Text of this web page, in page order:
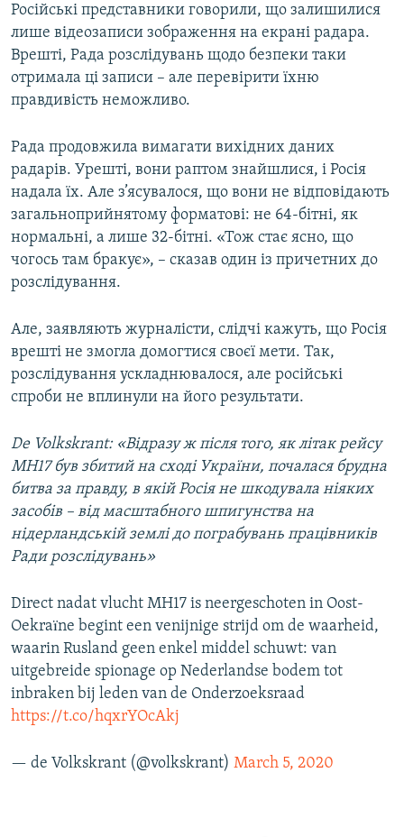
Російські представники говорили, що залишилися
лише відеозаписи зображення на екрані радара.
Врешті, Рада розслідувань щодо безпеки таки
отримала ці записи – але перевірити їхню
правдивість неможливо.
Рада продовжила вимагати вихідних даних
радарів. Урешті, вони раптом знайшлися, і Росія
надала їх. Але з’ясувалося, що вони не відповідають
загальноприйнятому форматові: не 64-бітні, як
нормальні, а лише 32-бітні. «Тож стає ясно, що
чогось там бракує», – сказав один із причетних до
розслідування.
Але, заявляють журналісти, слідчі кажуть, що Росія
врешті не змогла домогтися своєї мети. Так,
розслідування ускладнювалося, але російські
спроби не вплинули на його результати.
De Volkskrant: «Відразу ж після того, як літак рейсу
MH17 був збитий на сході України, почалася брудна
битва за правду, в якій Росія не шкодувала ніяких
засобів – від масштабного шпигунства на
нідерландській землі до пограбувань працівників
Ради розслідувань»
Direct nadat vlucht MH17 is neergeschoten in Oost-
Oekraïne begint een venijnige strijd om de waarheid,
waarin Rusland geen enkel middel schuwt: van
uitgebreide spionage op Nederlandse bodem tot
inbraken bij leden van de Onderzoeksraad
https://t.co/hqxrYOcAkj
— de Volkskrant (@volkskrant) March 5, 2020